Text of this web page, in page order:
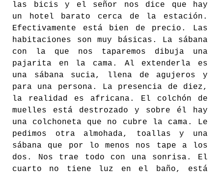
las bicis y el señor nos dice que hay
un hotel barato cerca de la estación.
Efectivamente está bien de precio. Las
habitaciones son muy básicas. La sábana
con la que nos taparemos dibuja una
pajarita en la cama. Al extenderla es
una sábana sucia, llena de agujeros y
para una persona. La presencia de diez,
la realidad es africana. El colchón de
muelles está destrozado y sobre él hay
una colchoneta que no cubre la cama. Le
pedimos otra almohada, toallas y una
sábana que por lo menos nos tape a los
dos. Nos trae todo con una sonrisa. El
cuarto no tiene luz en el baño, está